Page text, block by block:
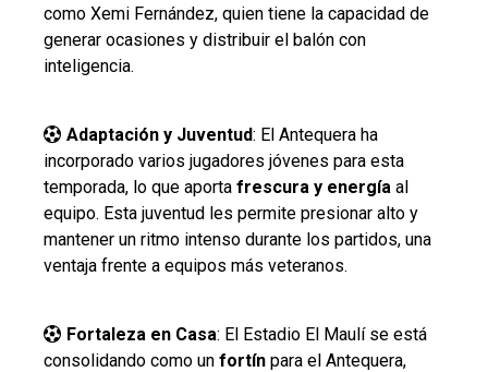
como Xemi Fernández, quien tiene la capacidad de
generar ocasiones y distribuir el balón con
inteligencia.
Adaptación y Juventud: El Antequera ha
incorporado varios jugadores jóvenes para esta
temporada, lo que aporta frescura y energía al
equipo. Esta juventud les permite presionar alto y
mantener un ritmo intenso durante los partidos, una
ventaja frente a equipos más veteranos​.
Fortaleza en Casa: El Estadio El Maulí se está
consolidando como un fortín para el Antequera,